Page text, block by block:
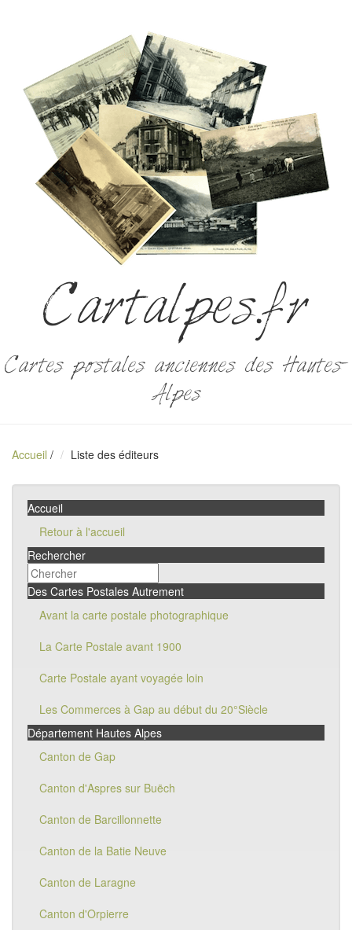
Cartalpes.fr
Cartes postales anciennes des Hautes-
Alpes
Accueil / Liste des éditeurs
Accueil
Retour à l'accueil
Rechercher
Des Cartes Postales Autrement
Avant la carte postale photographique
La Carte Postale avant 1900
Carte Postale ayant voyagée loin
Les Commerces à Gap au début du 20°Siècle
Département Hautes Alpes
Canton de Gap
Canton d'Aspres sur Buëch
Canton de Barcillonnette
Canton de la Batie Neuve
Canton de Laragne
Canton d'Orpierre